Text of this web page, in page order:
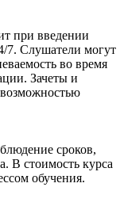
при введении
7. Слушатели могут
во время
Зачеты и
сроков,
В стоимость курса
обучения.